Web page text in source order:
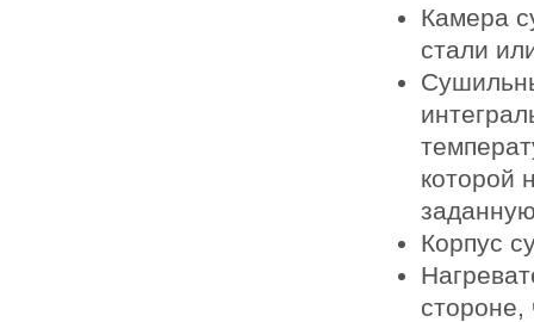
Камера
стали
которой
Корпус